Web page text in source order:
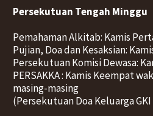
Persekutuan Tengah Minggu
Pemahaman Alkitab: Kamis
Pujian, Doa dan Kesaksian:
Persekutuan Komisi Dewasa:
PERSAKKA : Kamis Keempat
masing-masing
(Persekutuan Doa Keluarga